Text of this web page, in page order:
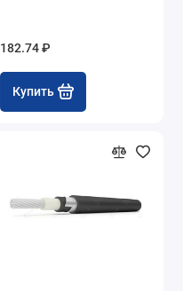
182.74 ₽
Купить